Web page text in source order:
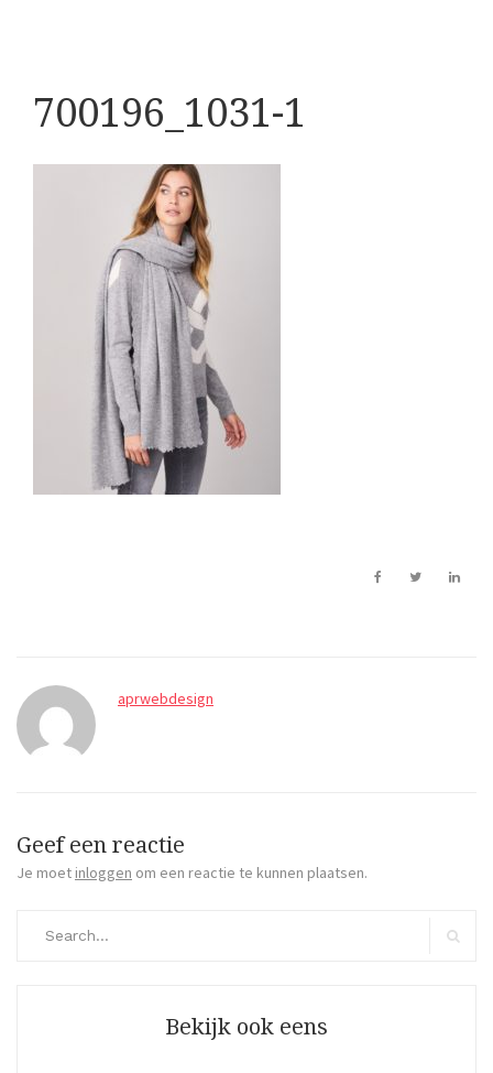
700196_1031-1
aprwebdesign
Geef een reactie
Je moet inloggen om een reactie te kunnen plaatsen.
Bekijk ook eens